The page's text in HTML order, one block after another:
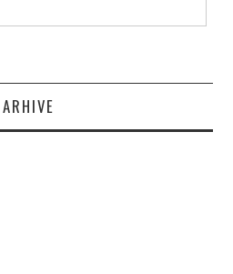
ARHIVE